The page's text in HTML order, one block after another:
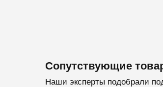
Сопутствующие
Наши эксперты подобрали